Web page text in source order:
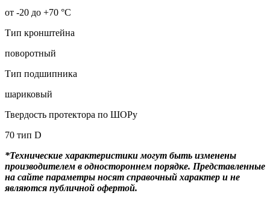
от -20 до +70 °С
Тип кронштейна
поворотный
Тип подшипника
шариковый
Твердость протектора по ШОРу
70 тип D
*Технические характеристики могут быть изменены
производителем в одностороннем порядке. Представленные
на сайте параметры носят справочный характер и не
являются публичной офертой.